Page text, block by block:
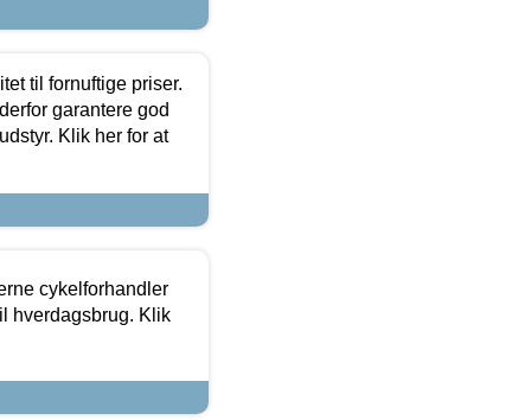
til fornuftige priser.
garantere god
Klik her for at
cykelforhandler
hverdagsbrug. Klik